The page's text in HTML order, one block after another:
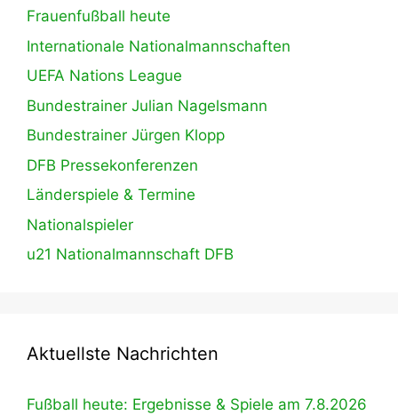
Frauenfußball heute
Internationale Nationalmannschaften
UEFA Nations League
Bundestrainer Julian Nagelsmann
Bundestrainer Jürgen Klopp
DFB Pressekonferenzen
Länderspiele & Termine
Nationalspieler
u21 Nationalmannschaft DFB
Aktuellste Nachrichten
Fußball heute: Ergebnisse & Spiele am 7.8.2026